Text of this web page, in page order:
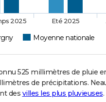
Moyenne nationale
2025 Eté 2025
525 millimètres de pluie
de précipitations.
des villes les plus pluvieuses.